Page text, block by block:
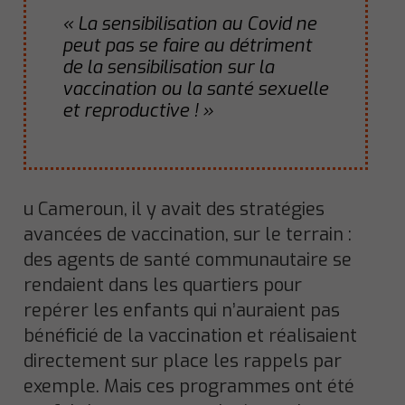
« La sensibilisation au Covid ne
peut pas se faire au détriment
de la sensibilisation sur la
vaccination ou la santé sexuelle
et reproductive ! »
u Cameroun, il y avait des stratégies
avancées de vaccination, sur le terrain :
des agents de santé communautaire se
rendaient dans les quartiers pour
repérer les enfants qui n’auraient pas
bénéficié de la vaccination et réalisaient
directement sur place les rappels par
exemple. Mais ces programmes ont été